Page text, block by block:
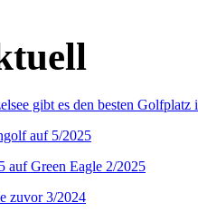
gibt es den besten
auf 5/2025
auf Green Eagle 2/2025
zuvor 3/2024